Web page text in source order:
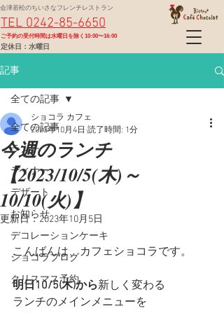
定休日：水曜日
TEL 0242-85-6650
会津若松のちいさなフレンチレストラン
​ご予約の受付時間は水曜日を除く10:00〜16:00
記事
全ての記事
ランチ
ディナー
デザート
お知らせ
デコレーションケーキ
ショコラブログ
クリスマス予約
全ての記事
今週のランチ
【2023/10/5(木)～
10/10(火)】
ショコラ カフェ
2023年10月4日 読了時間: 1分
更新日：2023年10月5日
こんばんは、カフェショコラです。
明日10/5(木)から新しく変わる
ランチのメインメニューを